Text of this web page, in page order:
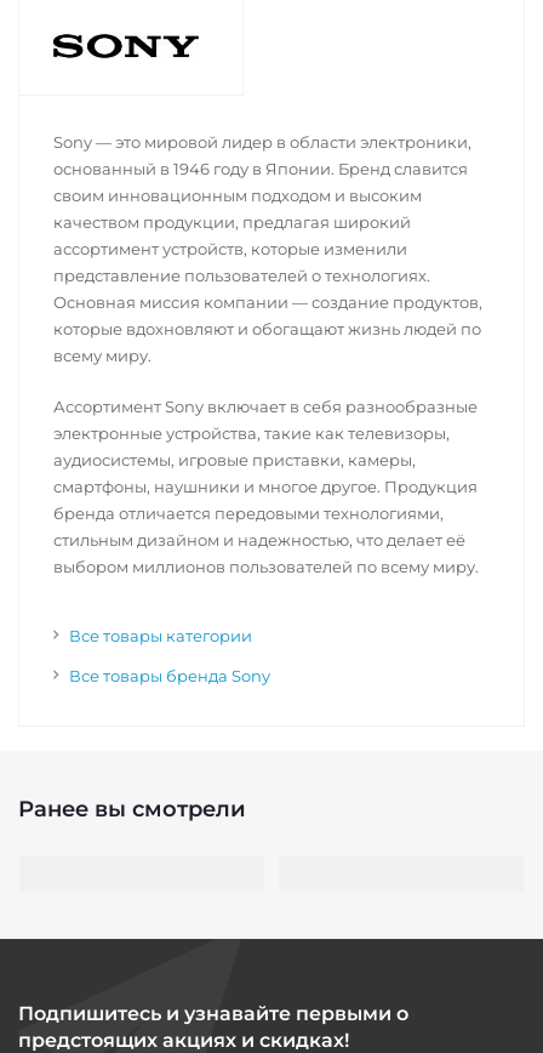
Sony — это мировой лидер в области электроники,
основанный в 1946 году в Японии. Бренд славится
своим инновационным подходом и высоким
качеством продукции, предлагая широкий
ассортимент устройств, которые изменили
представление пользователей о технологиях.
Основная миссия компании — создание продуктов,
которые вдохновляют и обогащают жизнь людей по
всему миру.
Ассортимент Sony включает в себя разнообразные
электронные устройства, такие как телевизоры,
аудиосистемы, игровые приставки, камеры,
смартфоны, наушники и многое другое. Продукция
бренда отличается передовыми технологиями,
стильным дизайном и надежностью, что делает её
выбором миллионов пользователей по всему миру.
Все товары категории
Все товары бренда Sony
Ранее вы смотрели
Подпишитесь и узнавайте первыми о
предстоящих акциях и скидках!